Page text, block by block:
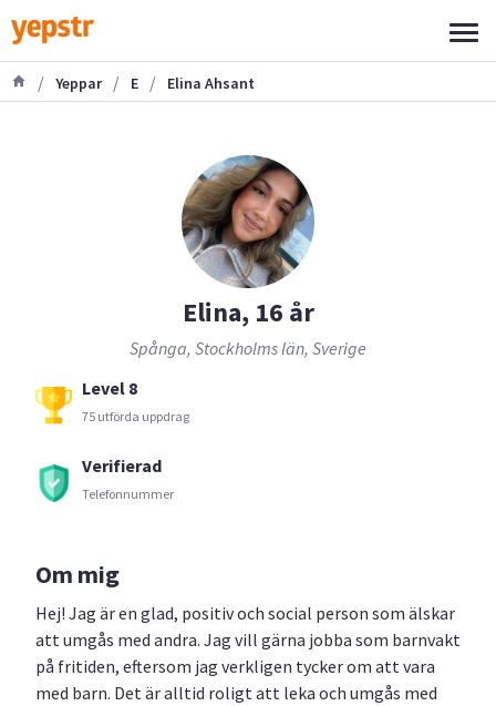
/ Yeppar / E / Elina Ahsant
Elina, 16 år
Spånga, Stockholms län, Sverige
Level 8
75 utförda uppdrag
Verifierad
Telefonnummer
Om mig
Hej! Jag är en glad, positiv och social person som älskar
att umgås med andra. Jag vill gärna jobba som barnvakt
på fritiden, eftersom jag verkligen tycker om att vara
med barn. Det är alltid roligt att leka och umgås med